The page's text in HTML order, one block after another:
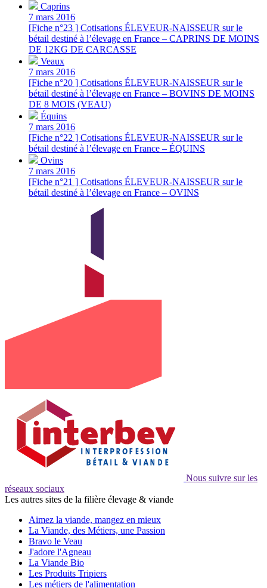
Caprins
7 mars 2016
[Fiche n°23 ] Cotisations ÉLEVEUR-NAISSEUR sur le
bétail destiné à l’élevage en France – CAPRINS DE MOINS
DE 12KG DE CARCASSE
Veaux
7 mars 2016
[Fiche n°20 ] Cotisations ÉLEVEUR-NAISSEUR sur le
bétail destiné à l’élevage en France – BOVINS DE MOINS
DE 8 MOIS (VEAU)
Équins
7 mars 2016
[Fiche n°22 ] Cotisations ÉLEVEUR-NAISSEUR sur le
bétail destiné à l’élevage en France – ÉQUINS
Ovins
7 mars 2016
[Fiche n°21 ] Cotisations ÉLEVEUR-NAISSEUR sur le
bétail destiné à l’élevage en France – OVINS
Nous suivre sur les
réseaux sociaux
Les autres sites de la filière élevage & viande
Aimez la viande, mangez en mieux
La Viande, des Métiers, une Passion
Bravo le Veau
J'adore l'Agneau
La Viande Bio
Les Produits Tripiers
Les métiers de l'alimentation